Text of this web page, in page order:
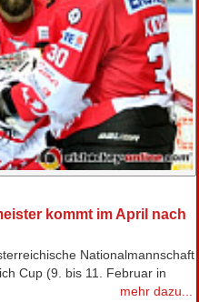
kommt im April nach
Nationalmannschaft
Cup (9. bis 11. Februar in
mehr dazu...